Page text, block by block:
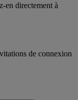
en directement à
de connexion